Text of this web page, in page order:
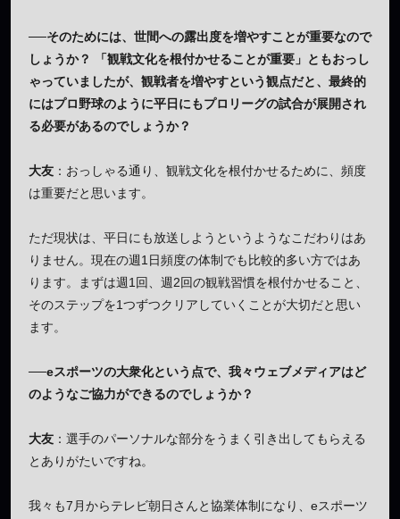
──そのためには、世間への露出度を増やすことが重要なので
しょうか？ 「観戦文化を根付かせることが重要」ともおっし
ゃっていましたが、観戦者を増やすという観点だと、最終的
にはプロ野球のように平日にもプロリーグの試合が展開され
る必要があるのでしょうか？
大友 ：おっしゃる通り、観戦文化を根付かせるために、頻度
は重要だと思います。
ただ現状は、平日にも放送しようというようなこだわりはあ
りません。現在の週1日頻度の体制でも比較的多い方ではあ
ります。まずは週1回、週2回の観戦習慣を根付かせること、
そのステップを1つずつクリアしていくことが大切だと思い
ます。
──eスポーツの大衆化という点で、我々ウェブメディアはど
のようなご協力ができるのでしょうか？
大友 ：選手のパーソナルな部分をうまく引き出してもらえる
とありがたいですね。
我々も7月からテレビ朝日さんと協業体制になり、eスポーツ